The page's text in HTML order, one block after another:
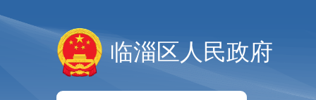
临淄区人民政府